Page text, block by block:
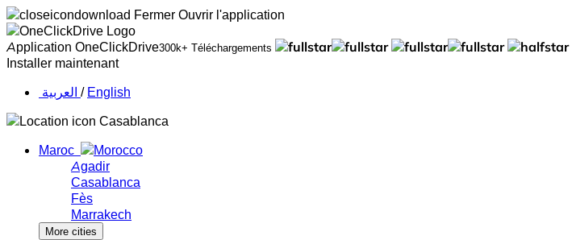
Fermer Ouvrir l'application
Application OneClickDrive300k+ Téléchargements
Installer maintenant
‏العربية ‏ / English
Casablanca
Maroc
Agadir
Casablanca
Fès
Marrakech
More cities